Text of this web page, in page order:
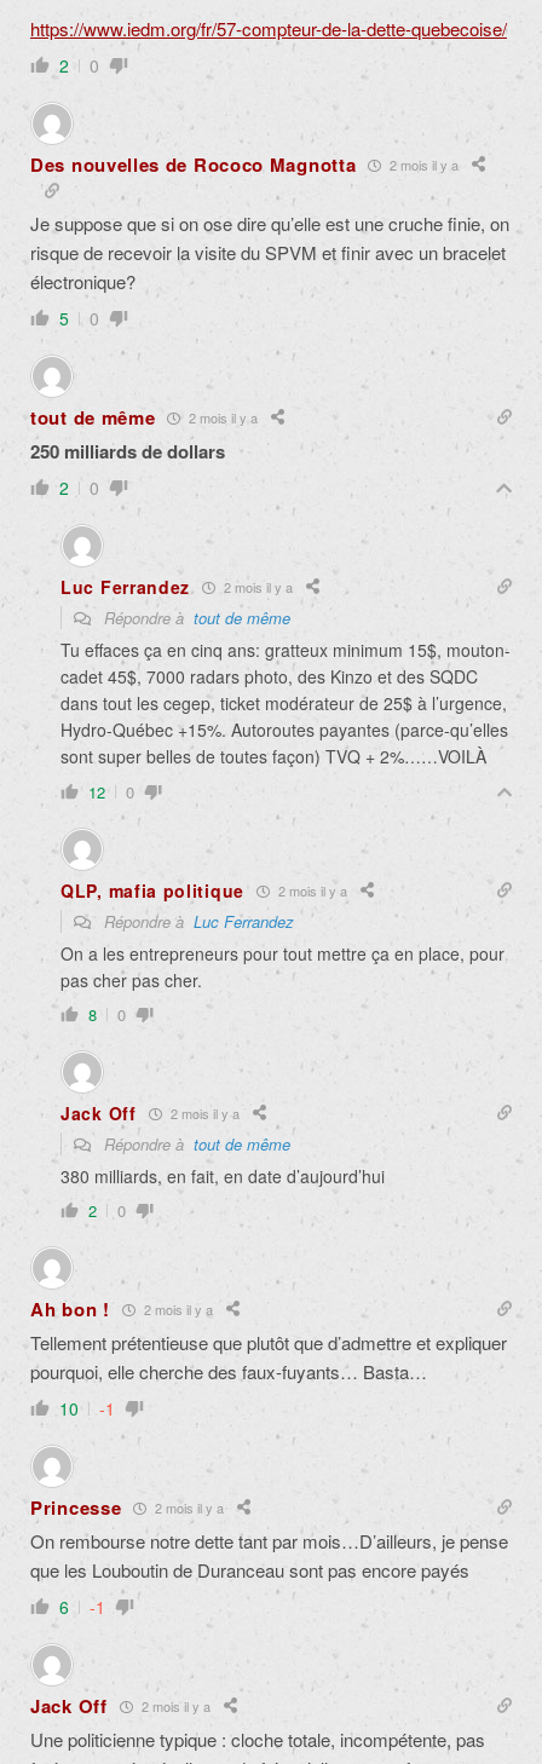
https://www.iedm.org/fr/57-compteur-de-la-dette-quebecoise/
2 0
Des nouvelles de Rococo Magnotta 2 mois il y a
Je suppose que si on ose dire qu’elle est une cruche finie, on
risque de recevoir la visite du SPVM et finir avec un bracelet
électronique?
5 0
tout de même 2 mois il y a
250 milliards de dollars
2 0
Luc Ferrandez 2 mois il y a
Répondre à tout de même
Tu effaces ça en cinq ans: gratteux minimum 15$, mouton-
cadet 45$, 7000 radars photo, des Kinzo et des SQDC
dans tout les cegep, ticket modérateur de 25$ à l’urgence,
Hydro-Québec +15%. Autoroutes payantes (parce-qu’elles
sont super belles de toutes façon) TVQ + 2%……VOILÀ
12 0
QLP, mafia politique 2 mois il y a
Répondre à Luc Ferrandez
On a les entrepreneurs pour tout mettre ça en place, pour
pas cher pas cher.
8 0
Jack Off 2 mois il y a
Répondre à tout de même
380 milliards, en fait, en date d’aujourd’hui
2 0
Ah bon ! 2 mois il y a
Tellement prétentieuse que plutôt que d’admettre et expliquer
pourquoi, elle cherche des faux-fuyants… Basta…
10 -1
Princesse 2 mois il y a
On rembourse notre dette tant par mois…D’ailleurs, je pense
que les Louboutin de Duranceau sont pas encore payés
6 -1
Jack Off 2 mois il y a
Une politicienne typique : cloche totale, incompétente, pas